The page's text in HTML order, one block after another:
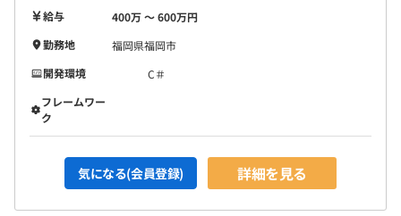
給与
400万 〜 600万円
勤務地
福岡県福岡市
開発環境
C＃
フレームワー
ク
気になる(会員登録) 詳細を見る